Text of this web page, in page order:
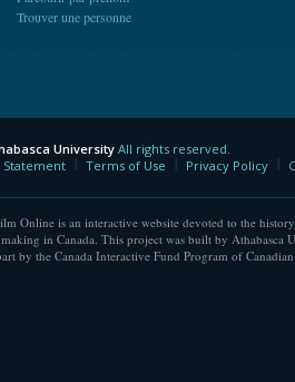
Trouver une personne
University
University All rights reserved.
Statement
Terms of Use Privacy Policy
Online is an interactive website devoted to the
in Canada. This project was built by Athabasca
by the Canada Interactive Fund Program of